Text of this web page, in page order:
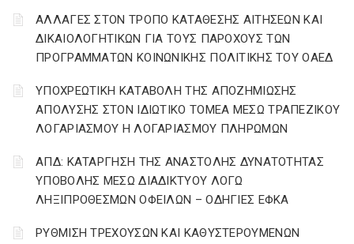
ΑΛΛΑΓΕΣ ΣΤΟΝ ΤΡΟΠΟ ΚΑΤΑΘΕΣΗΣ ΑΙΤΗΣΕΩΝ ΚΑΙ
ΔΙΚΑΙΟΛΟΓΗΤΙΚΩΝ ΓΙΑ ΤΟΥΣ ΠΑΡΟΧΟΥΣ ΤΩΝ
ΠΡΟΓΡΑΜΜΑΤΩΝ ΚΟΙΝΩΝΙΚΗΣ ΠΟΛΙΤΙΚΗΣ ΤΟΥ ΟΑΕΔ
YΠΟΧΡΕΩΤΙΚΗ ΚΑΤΑΒΟΛΗ ΤΗΣ ΑΠΟΖΗΜΙΩΣΗΣ
ΑΠΟΛΥΣΗΣ ΣΤΟΝ ΙΔΙΩΤΙΚΟ ΤΟΜΕΑ ΜΕΣΩ ΤΡΑΠΕΖΙΚΟΥ
ΛΟΓΑΡΙΑΣΜΟΥ Η ΛΟΓΑΡΙΑΣΜΟΥ ΠΛΗΡΩΜΩΝ
ΑΠΔ: ΚΑΤΑΡΓΗΣΗ ΤΗΣ ΑΝΑΣΤΟΛΗΣ ΔΥΝΑΤΟΤΗΤΑΣ
ΥΠΟΒΟΛΗΣ ΜΕΣΩ ΔΙΑΔΙΚΤΥΟΥ ΛΟΓΩ
ΛΗΞΙΠΡΟΘΕΣΜΩΝ ΟΦΕΙΛΩΝ – ΟΔΗΓΙΕΣ ΕΦΚΑ
ΡΥΘΜΙΣΗ ΤΡΕΧΟΥΣΩΝ ΚΑΙ ΚΑΘΥΣΤΕΡΟΥΜΕΝΩΝ